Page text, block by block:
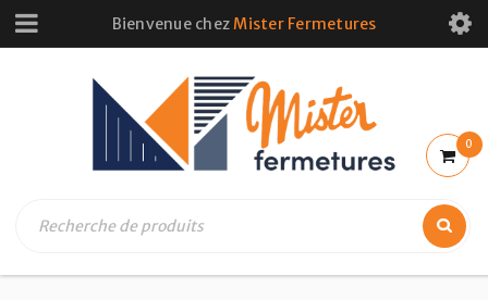
Bienvenue chezMister Fermetures
0